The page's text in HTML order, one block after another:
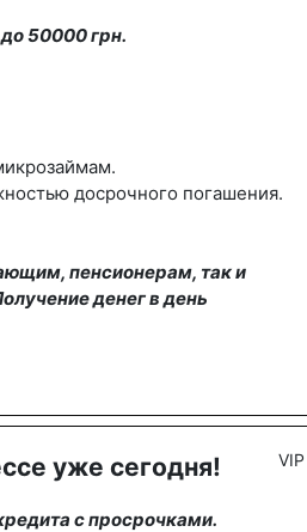
50000 грн.
досрочного погашения.
пенсионерам, так и
денег в день
уже сегодня!
с просрочками.
VIP